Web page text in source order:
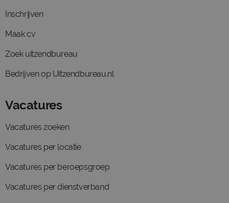
Inschrijven
Maak cv
Zoek uitzendbureau
Bedrijven op Uitzendbureau.nl
Vacatures
Vacatures zoeken
Vacatures per locatie
Vacatures per beroepsgroep
Vacatures per dienstverband